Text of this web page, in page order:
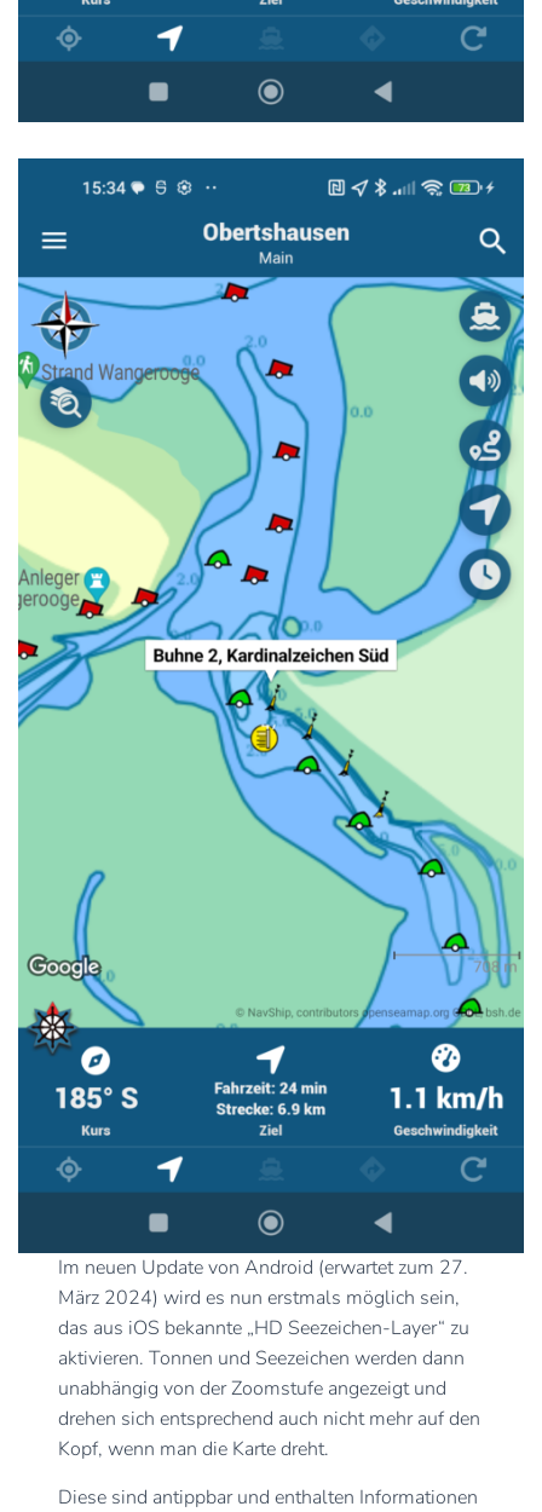
Im neuen Update von Android (erwartet zum 27.
März 2024) wird es nun erstmals möglich sein,
das aus iOS bekannte „HD Seezeichen-Layer“ zu
aktivieren. Tonnen und Seezeichen werden dann
unabhängig von der Zoomstufe angezeigt und
drehen sich entsprechend auch nicht mehr auf den
Kopf, wenn man die Karte dreht.
Diese sind antippbar und enthalten Informationen